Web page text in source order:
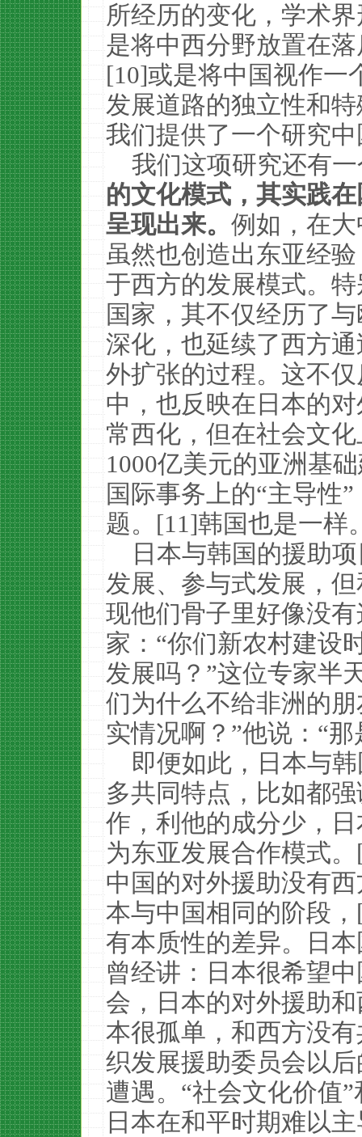
所经历的变化，学术
是将中西分野放置在
[10]或是将中国视作一
发展道路的独立性和
我们提供了一个研究
我们这项研究还有
的文化模式，其实践
呈现出来。 例如，在
虽然也创造出东亚经
于西方的发展模式。
国家，其不仅经历了
深化，也延续了西方
外扩张的过程。这不
中，也反映在日本的
常西化，但在社会文
1000亿美元的亚洲基
国际事务上的“主导性
题。[11]韩国也是一样
日本与韩国的援助
发展、参与式发展，
现他们骨子里好像没
家：“你们新农村建设
发展吗？”这位专家半
们为什么不给非洲的
实情况啊？”他说：“
即便如此，日本与
多共同特点，比如都
作，利他的成分少，
为东亚发展合作模式
中国的对外援助没有
本与中国相同的阶段
有本质性的差异。日
曾经讲：日本很希望
会，日本的对外援助
本很孤单，和西方没
织发展援助委员会以
遭遇。“社会文化价值
日本在和平时期难以